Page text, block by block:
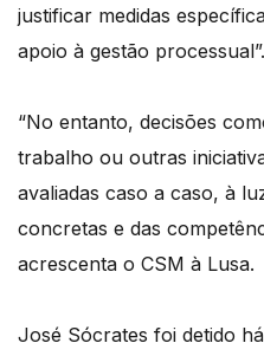
justificar medidas
apoio à gestão processual”.
“No entanto, decisões
trabalho ou outras
avaliadas caso a caso, à
concretas e das
acrescenta o CSM à Lusa.
José Sócrates foi detido